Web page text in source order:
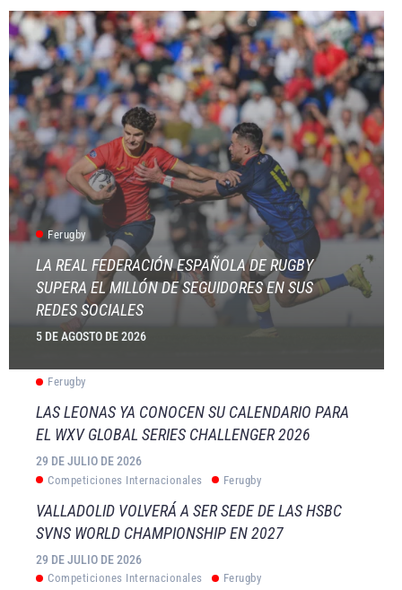
Ferugby
LA REAL FEDERACIÓN ESPAÑOLA DE RUGBY
SUPERA EL MILLÓN DE SEGUIDORES EN SUS
REDES SOCIALES
5 DE AGOSTO DE 2026
Ferugby
LAS LEONAS YA CONOCEN SU CALENDARIO PARA
EL WXV GLOBAL SERIES CHALLENGER 2026
29 DE JULIO DE 2026
Competiciones Internacionales Ferugby
VALLADOLID VOLVERÁ A SER SEDE DE LAS HSBC
SVNS WORLD CHAMPIONSHIP EN 2027
29 DE JULIO DE 2026
Competiciones Internacionales Ferugby